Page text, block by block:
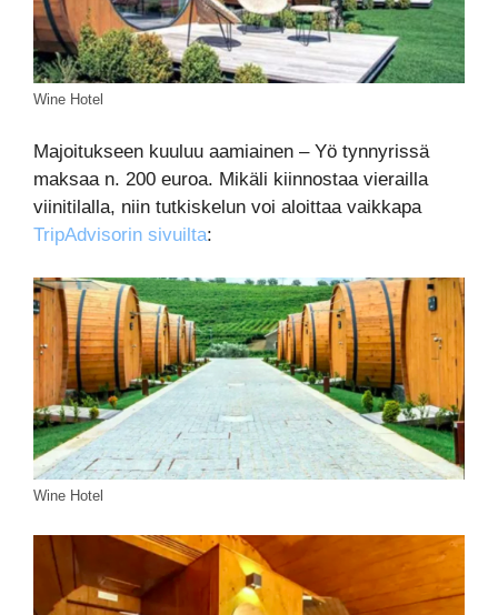
Wine Hotel
Majoitukseen kuuluu aamiainen – Yö tynnyrissä
maksaa n. 200 euroa. Mikäli kiinnostaa vierailla
viinitilalla, niin tutkiskelun voi aloittaa vaikkapa
TripAdvisorin sivuilta:
Wine Hotel